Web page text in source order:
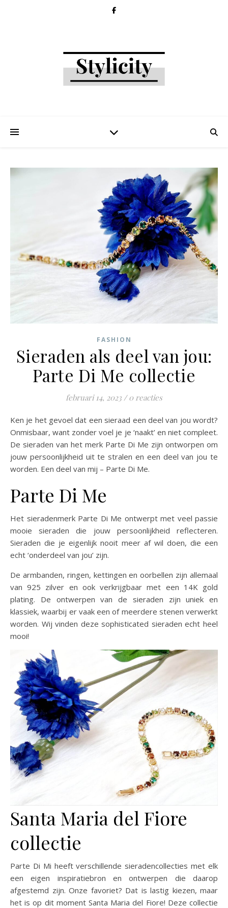
FASHION
Sieraden als deel van jou:
Parte Di Me collectie
februari 14, 2023 / 0 reacties
Ken je het gevoel dat een sieraad een deel van jou wordt?
Onmisbaar, want zonder voel je je ‘naakt’ en niet compleet.
De sieraden van het merk Parte Di Me zijn ontworpen om
jouw persoonlijkheid uit te stralen en een deel van jou te
worden. Een deel van mij – Parte Di Me.
Parte Di Me
Het sieradenmerk Parte Di Me ontwerpt met veel passie
mooie sieraden die jouw persoonlijkheid reflecteren.
Sieraden die je eigenlijk nooit meer af wil doen, die een
echt ‘onderdeel van jou’ zijn.
De armbanden, ringen, kettingen en oorbellen zijn allemaal
van 925 zilver en ook verkrijgbaar met een 14K gold
plating. De ontwerpen van de sieraden zijn uniek en
klassiek, waarbij er vaak een of meerdere stenen verwerkt
worden. Wij vinden deze sophisticated sieraden echt heel
mooi!
Santa Maria del Fiore
collectie
Parte Di Mi heeft verschillende sieradencollecties met elk
een eigen inspiratiebron en ontwerpen die daarop
afgestemd zijn. Onze favoriet? Dat is lastig kiezen, maar
het is op dit moment Santa Maria del Fiore! Deze collectie